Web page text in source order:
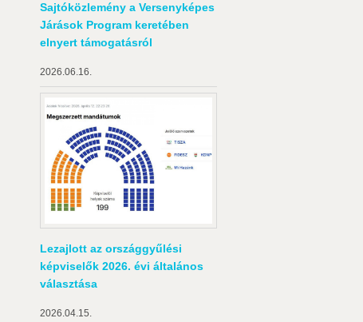
Sajtóközlemény a Versenyképes
Járások Program keretében
elnyert támogatásról
2026.06.16.
Lezajlott az országgyűlési
képviselők 2026. évi általános
választása
2026.04.15.